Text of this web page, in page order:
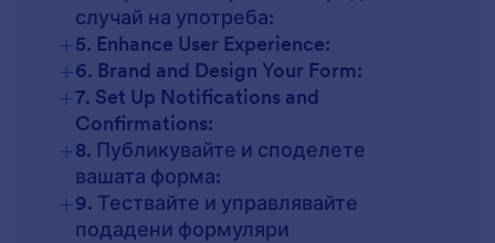
случай на употреба:
+5. Enhance User Experience:
+6. Brand and Design Your Form:
+7. Set Up Notifications and
Confirmations:
+8. Публикувайте и споделете
вашата форма:
+9. Тествайте и управлявайте
подадени формуляри